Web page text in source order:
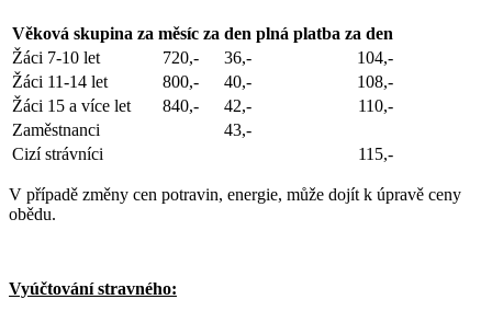
Věková skupina za měsíc za den plná platba za den
Žáci 7-10 let
720,- 36,-
104,-
Žáci 11-14 let
800,- 40,-
108,-
Žáci 15 a více let
840,- 42,-
110,-
Zaměstnanci
43,-
Cizí strávníci
115,-
V případě změny cen potravin, energie, může dojít k úpravě ceny
obědu.
Vyúčtování stravného: